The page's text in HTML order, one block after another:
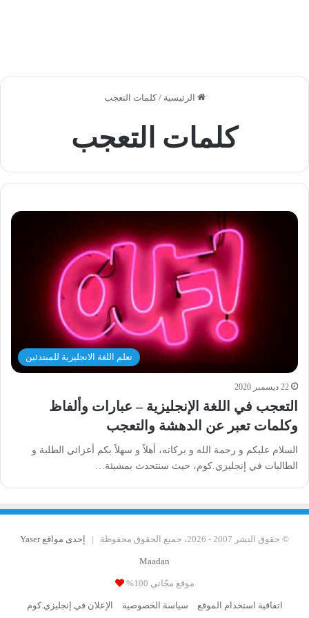
الرئيسية / كلمات التعجب
كلمات التعجب
تعلم اللغة الانجليزية للمبتدئين
22 ديسمبر 2020
التعجب في اللغة الإنجليزية – عبارات وألفاظ
وكلمات تعبر عن الدهشة والتعجب
السلام عليكم و رحمة الله و بركاته، أهلاً و سهلاً بكم أعزائي الطلبة و
الطالبات في إنجليزي.كوم، حيث سنتحدث بمشيئة…
© حقوق النشر 2007 - 2026، جميع الحقوق محفوظة | إحدى مواقع Yaser
Maadan
موقع مجّاني 100%
اتفاقية استخدام الموقع سياسة الخصوصية الإعلان في إنجليزي.كوم